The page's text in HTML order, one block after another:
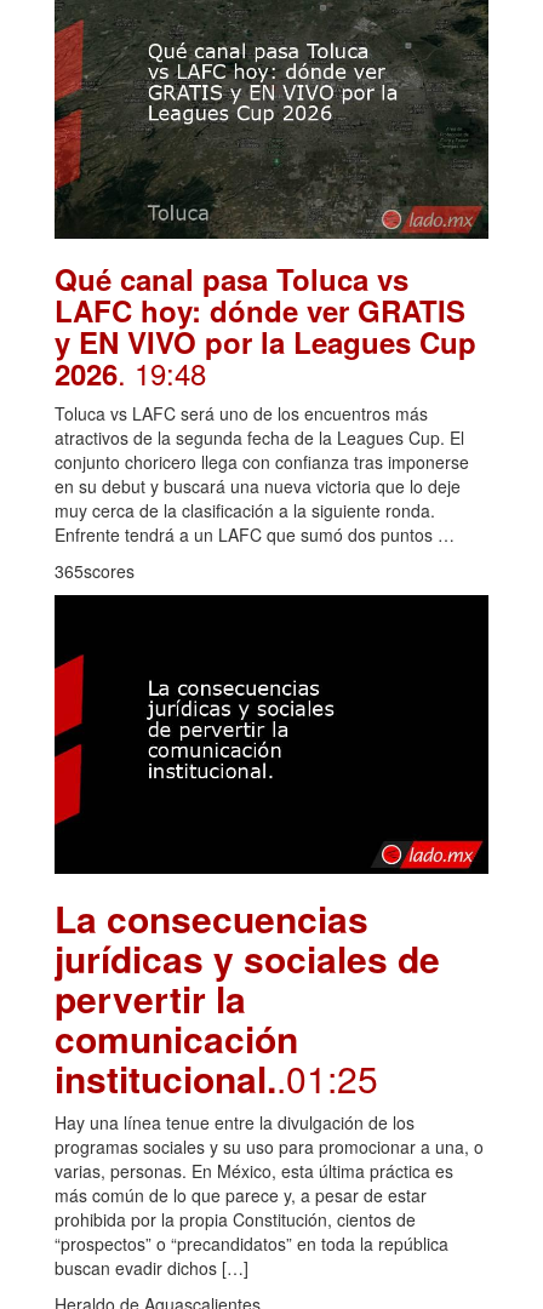
Qué canal pasa Toluca vs
LAFC hoy: dónde ver GRATIS
y EN VIVO por la Leagues Cup
2026. 19:48
Toluca vs LAFC será uno de los encuentros más
atractivos de la segunda fecha de la Leagues Cup. El
conjunto choricero llega con confianza tras imponerse
en su debut y buscará una nueva victoria que lo deje
muy cerca de la clasificación a la siguiente ronda.
Enfrente tendrá a un LAFC que sumó dos puntos …
365scores
La consecuencias
jurídicas y sociales de
pervertir la
comunicación
institucional..01:25
Hay una línea tenue entre la divulgación de los
programas sociales y su uso para promocionar a una, o
varias, personas. En México, esta última práctica es
más común de lo que parece y, a pesar de estar
prohibida por la propia Constitución, cientos de
“prospectos” o “precandidatos” en toda la república
buscan evadir dichos […]